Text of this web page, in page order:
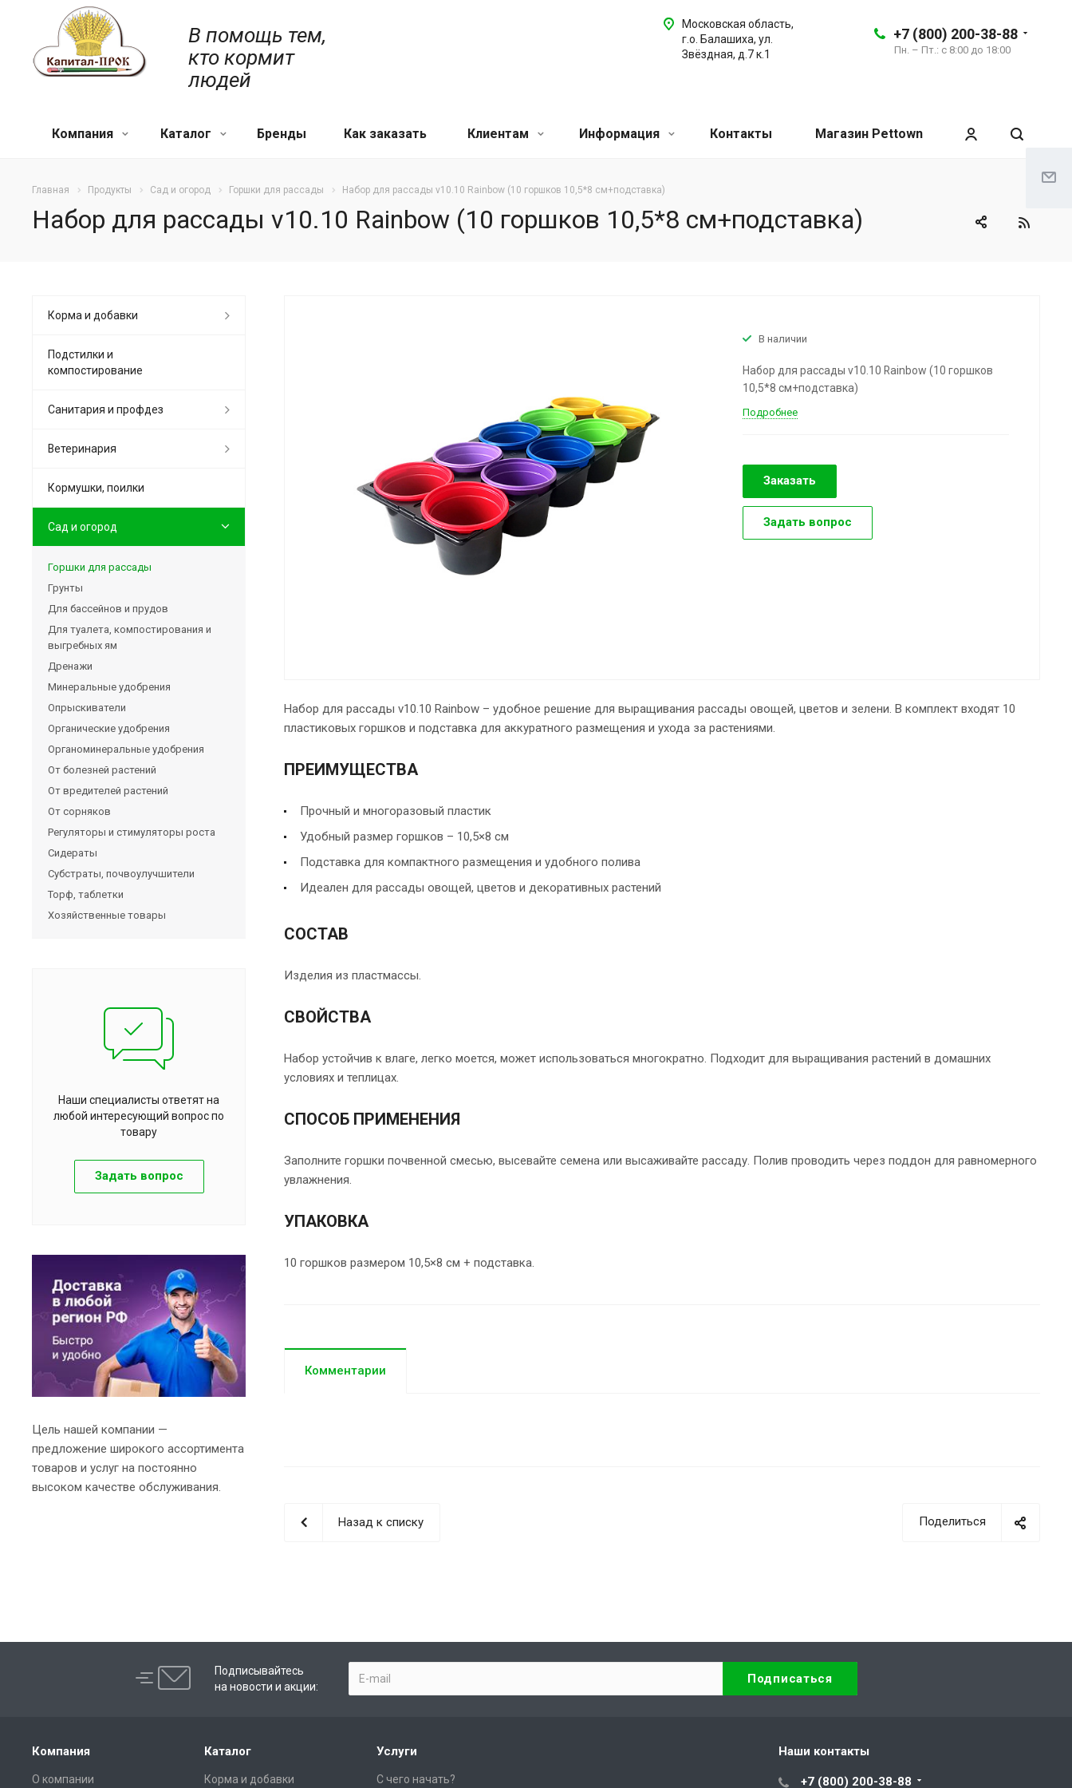
В помощь тем,
кто кормит
людей
+7 (800) 200-38-88
Пн. – Пт.: с 8:00 до 18:00
Московская область,
г.о. Балашиха, ул.
Звёздная, д.7 к.1
Компания Каталог Бренды Как заказать Клиентам Информация Контакты Магазин Pettown
Главная Продукты Сад и огород Горшки для рассады Набор для рассады v10.10 Rainbow (10 горшков 10,5*8 см+подставка)
Набор для рассады v10.10 Rainbow (10 горшков 10,5*8 см+подставка)
В наличии
Набор для рассады v10.10 Rainbow (10 горшков
10,5*8 см+подставка)
Подробнее
Заказать
Задать вопрос
Набор для рассады v10.10 Rainbow – удобное решение для выращивания рассады овощей, цветов и зелени. В комплект входят 10
пластиковых горшков и подставка для аккуратного размещения и ухода за растениями.
ПРЕИМУЩЕСТВА
Прочный и многоразовый пластик
Удобный размер горшков – 10,5×8 см
Подставка для компактного размещения и удобного полива
Идеален для рассады овощей, цветов и декоративных растений
СОСТАВ
Изделия из пластмассы.
СВОЙСТВА
Набор устойчив к влаге, легко моется, может использоваться многократно. Подходит для выращивания растений в домашних
условиях и теплицах.
СПОСОБ ПРИМЕНЕНИЯ
Заполните горшки почвенной смесью, высевайте семена или высаживайте рассаду. Полив проводить через поддон для равномерного
увлажнения.
УПАКОВКА
10 горшков размером 10,5×8 см + подставка.
Комментарии
Поделиться
Назад к списку
Корма и добавки
Подстилки и
компостирование
Санитария и профдез
Ветеринария
Кормушки, поилки
Сад и огород
Горшки для рассады
Грунты
Для бассейнов и прудов
Для туалета, компостирования и
выгребных ям
Дренажи
Минеральные удобрения
Опрыскиватели
Органические удобрения
Органоминеральные удобрения
От болезней растений
От вредителей растений
От сорняков
Регуляторы и стимуляторы роста
Сидераты
Субстраты, почвоулучшители
Торф, таблетки
Хозяйственные товары
Наши специалисты ответят на
любой интересующий вопрос по
товару
Задать вопрос
Цель нашей компании —
предложение широкого ассортимента
товаров и услуг на постоянно
высоком качестве обслуживания.
Подписывайтесь
на новости и акции:
Компания
О компании
Каталог
Корма и добавки
Услуги
С чего начать?
Наши контакты
+7 (800) 200-38-88